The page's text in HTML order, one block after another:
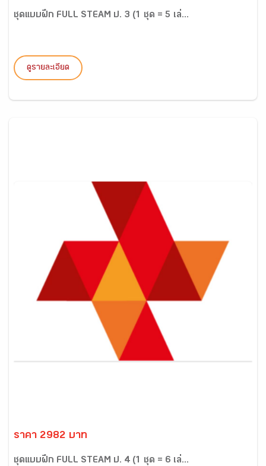
ชุดแบบฝึก FULL STEAM ป. 3 (1 ชุด = 5 เล่...
ดูรายละเอียด
ราคา 2982 บาท
ชุดแบบฝึก FULL STEAM ป. 4 (1 ชุด = 6 เล่...